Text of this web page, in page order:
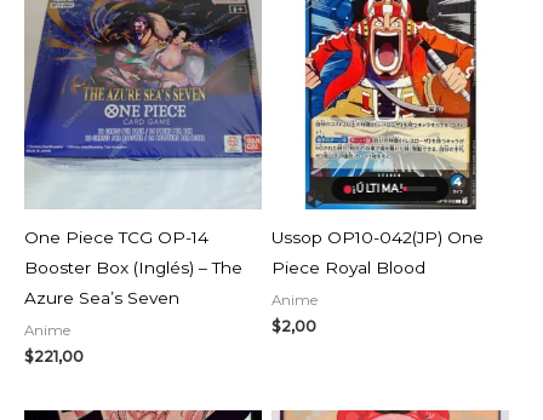
AGOTADO
One Piece TCG OP-14
Booster Box (Inglés) – The
Azure Sea’s Seven
Anime
$221,00
¡ÚLTIMA!
Ussop OP10-042(JP) One
Piece Royal Blood
Anime
$2,00